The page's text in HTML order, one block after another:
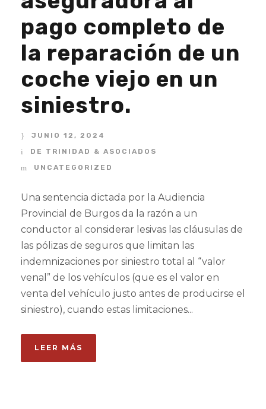
pago completo de
la reparación de un
coche viejo en un
siniestro.
JUNIO 12, 2024
DE TRINIDAD & ASOCIADOS
UNCATEGORIZED
Una sentencia dictada por la Audiencia
Provincial de Burgos da la razón a un
conductor al considerar lesivas las cláusulas de
las pólizas de seguros que limitan las
indemnizaciones por siniestro total al “valor
venal” de los vehículos (que es el valor en
venta del vehículo justo antes de producirse el
siniestro), cuando estas limitaciones...
LEER MÁS